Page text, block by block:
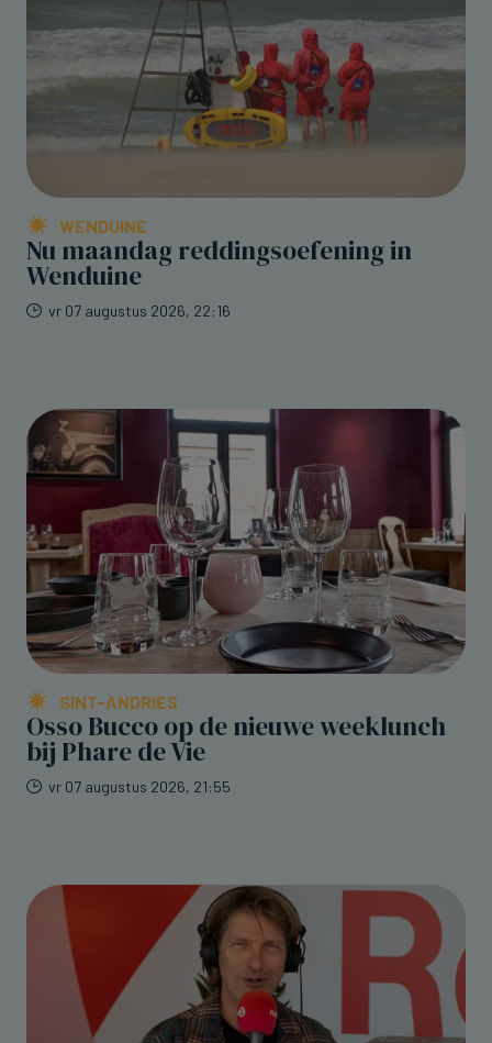
WENDUINE
Nu maandag reddingsoefening in
Wenduine
vr 07 augustus 2026, 22:16
SINT-ANDRIES
Osso Bucco op de nieuwe weeklunch
bij Phare de Vie
vr 07 augustus 2026, 21:55